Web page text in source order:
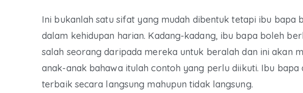
Ini bukanlah satu sifat yang mudah dibentuk tetapi ibu
dalam kehidupan harian. Kadang-kadang, ibu bapa boleh
salah seorang daripada mereka untuk beralah dan ini akan
anak-anak bahawa itulah contoh yang perlu diikuti. Ibu
terbaik secara langsung mahupun tidak langsung.